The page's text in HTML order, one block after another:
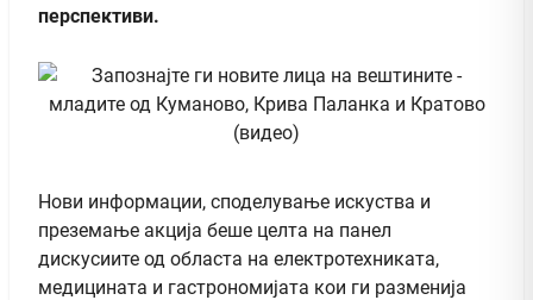
перспективи.
Нови информации, споделување искуства и
преземање акција беше целта на панел
дискусиите од областа на електротехниката,
медицината и гастрономијата кои ги разменија